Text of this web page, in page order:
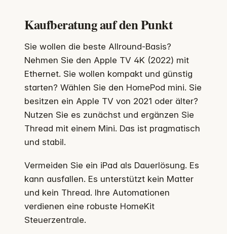
Kaufberatung auf den Punkt
Sie wollen die beste Allround-Basis?
Nehmen Sie den Apple TV 4K (2022) mit
Ethernet. Sie wollen kompakt und günstig
starten? Wählen Sie den HomePod mini. Sie
besitzen ein Apple TV von 2021 oder älter?
Nutzen Sie es zunächst und ergänzen Sie
Thread mit einem Mini. Das ist pragmatisch
und stabil.
Vermeiden Sie ein iPad als Dauerlösung. Es
kann ausfallen. Es unterstützt kein Matter
und kein Thread. Ihre Automationen
verdienen eine robuste HomeKit
Steuerzentrale.